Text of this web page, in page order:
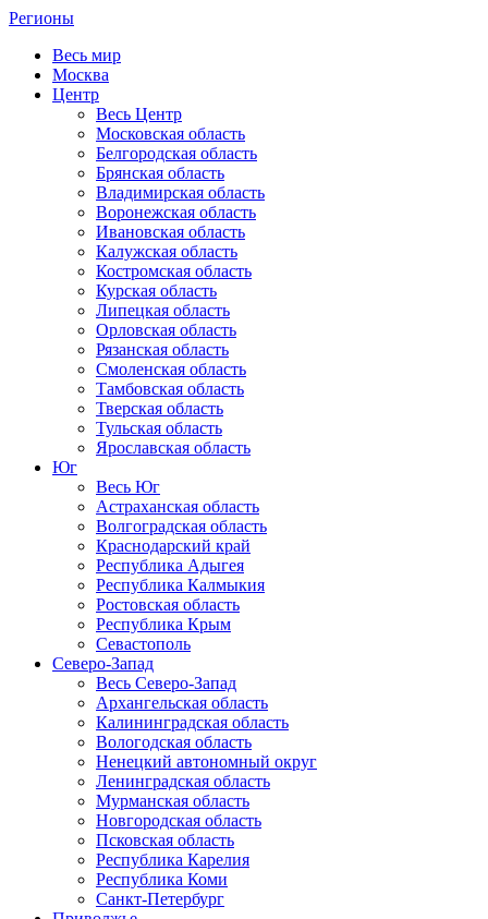
Регионы
Весь мир
Москва
Центр
Весь Центр
Московская область
Белгородская область
Брянская область
Владимирская область
Воронежская область
Ивановская область
Калужская область
Костромская область
Курская область
Липецкая область
Орловская область
Рязанская область
Смоленская область
Тамбовская область
Тверская область
Тульская область
Ярославская область
Юг
Весь Юг
Астраханская область
Волгоградская область
Краснодарский край
Республика Адыгея
Республика Калмыкия
Ростовская область
Республика Крым
Севастополь
Северо-Запад
Весь Северо-Запад
Архангельская область
Калининградская область
Вологодская область
Ненецкий автономный округ
Ленинградская область
Мурманская область
Новгородская область
Псковская область
Республика Карелия
Республика Коми
Санкт-Петербург